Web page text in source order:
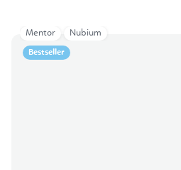
Bestseller
Mentor Nubium